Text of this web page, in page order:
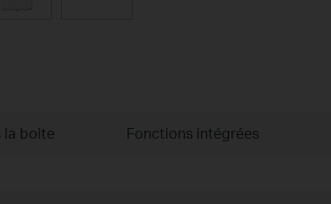
la boite Fonctions intégrées